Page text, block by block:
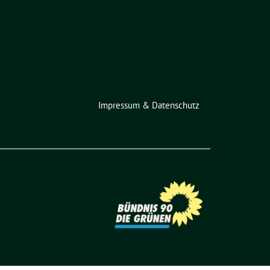
Impressum & Datenschutz